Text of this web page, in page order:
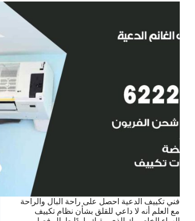
فني تكييف الدعية احصل على راحة البال والراحة
مع العلم أنه لا داعي للقلق بشأن نظام تكييف